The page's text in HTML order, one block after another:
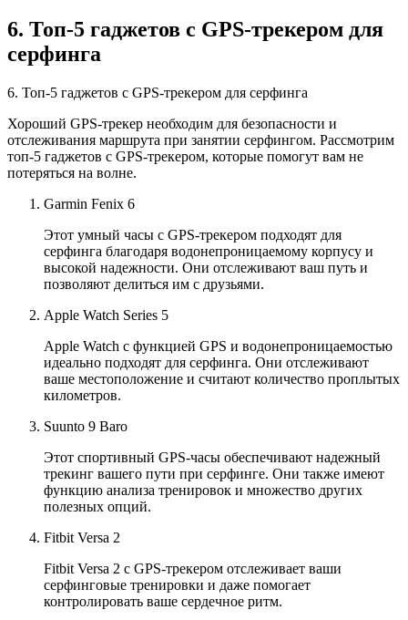
6. Топ-5 гаджетов с GPS-трекером для
серфинга
6. Топ-5 гаджетов с GPS-трекером для серфинга
Хороший GPS-трекер необходим для безопасности и
отслеживания маршрута при занятии серфингом. Рассмотрим
топ-5 гаджетов с GPS-трекером, которые помогут вам не
потеряться на волне.
Garmin Fenix 6
Этот умный часы с GPS-трекером подходят для
серфинга благодаря водонепроницаемому корпусу и
высокой надежности. Они отслеживают ваш путь и
позволяют делиться им с друзьями.
Apple Watch Series 5
Apple Watch с функцией GPS и водонепроницаемостью
идеально подходят для серфинга. Они отслеживают
ваше местоположение и считают количество проплытых
километров.
Suunto 9 Baro
Этот спортивный GPS-часы обеспечивают надежный
трекинг вашего пути при серфинге. Они также имеют
функцию анализа тренировок и множество других
полезных опций.
Fitbit Versa 2
Fitbit Versa 2 с GPS-трекером отслеживает ваши
серфинговые тренировки и даже помогает
контролировать ваше сердечное ритм.